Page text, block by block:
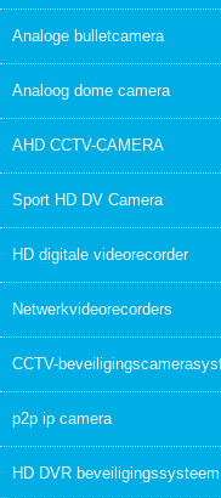
Analoge bulletcamera
Analoog dome camera
AHD CCTV-CAMERA
Sport HD DV Camera
HD digitale videorecorder
Netwerkvideorecorders
CCTV-
p2p ip camera
HD DVR beveiligingssysteem